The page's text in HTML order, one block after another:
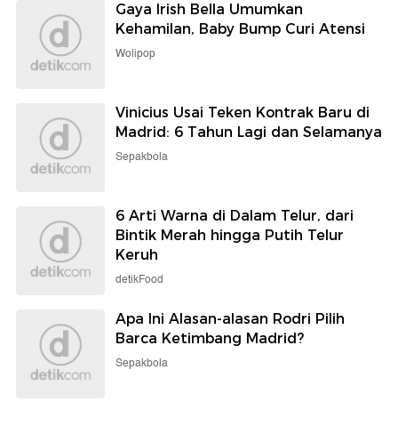
Gaya Irish Bella Umumkan
Kehamilan, Baby Bump Curi Atensi
Wolipop
Vinicius Usai Teken Kontrak Baru di
Madrid: 6 Tahun Lagi dan Selamanya
Sepakbola
6 Arti Warna di Dalam Telur, dari
Bintik Merah hingga Putih Telur
Keruh
detikFood
Apa Ini Alasan-alasan Rodri Pilih
Barca Ketimbang Madrid?
Sepakbola